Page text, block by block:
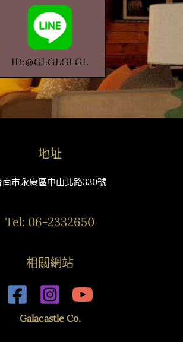
ID:@GLGLGLGL
地址
南市永康區中山北路330號
Tel: 06-2332650
相關網站
Galacastle Co.